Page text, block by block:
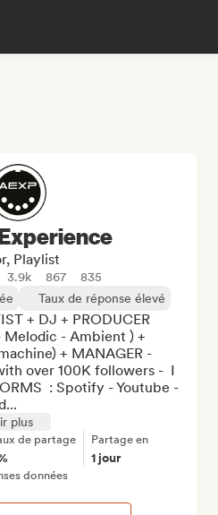
Playlist
3.9k 867
835
Taux de réponse élevé
+ DJ + PRODUCER
Melodic - Ambient ) +
+ MANAGER -
over 100K followers -  I
: Spotify - Youtube -
plus
de partage Partage en
1 jour
données